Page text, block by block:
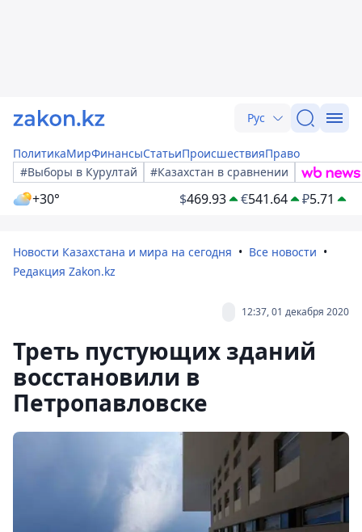
Рус
ПолитикаМирФинансыСтатьиПроисшествияПраво
#Выборы в Курултай
#Казахстан в сравнении
+30° $469.93 €541.64 ₽5.71
Новости Казахстана и мира на сегодня
Все новости
Редакция Zakon.kz
12:37, 01 декабря 2020
Треть пустующих зданий
восстановили в
Петропавловске